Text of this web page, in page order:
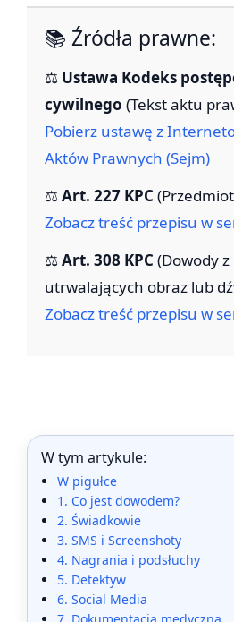
📚 Źródła prawne:
⚖️ Ustawa Kodeks
cywilnego (Tekst aktu
Pobierz ustawę z
Aktów Prawnych (Sejm)
⚖️Art. 227 KPC
Zobacz treść przepisu w
⚖️Art. 308 KPC (Dowody
utrwalających obraz lub
Zobacz treść przepisu w
W tym artykule:
W pigułce
1. Co jest dowodem?
2. Świadkowie
3. SMS i Screenshoty
4. Nagrania i podsłuchy
5. Detektyw
6. Social Media